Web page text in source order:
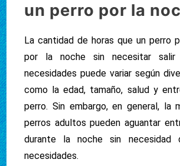
un perro por la
La cantidad de horas que un perro
por la noche sin necesitar
necesidades puede variar según
como la edad, tamaño, salud y
perro. Sin embargo, en general, la
perros adultos pueden aguantar
durante la noche sin necesidad
necesidades.